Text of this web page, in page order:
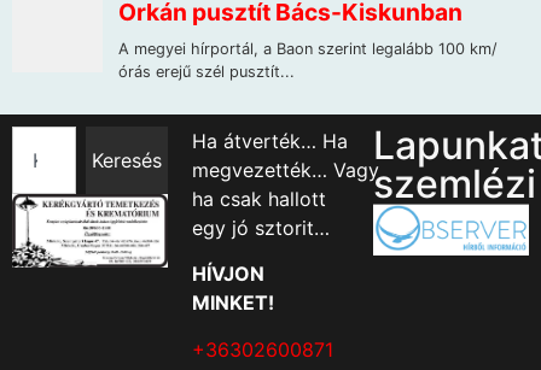
Keresés
Ha átverték… Ha
megvezették… Vagy
ha csak hallott
egy jó sztorit…
HÍVJON
MINKET!
+36302600871
szemlézi